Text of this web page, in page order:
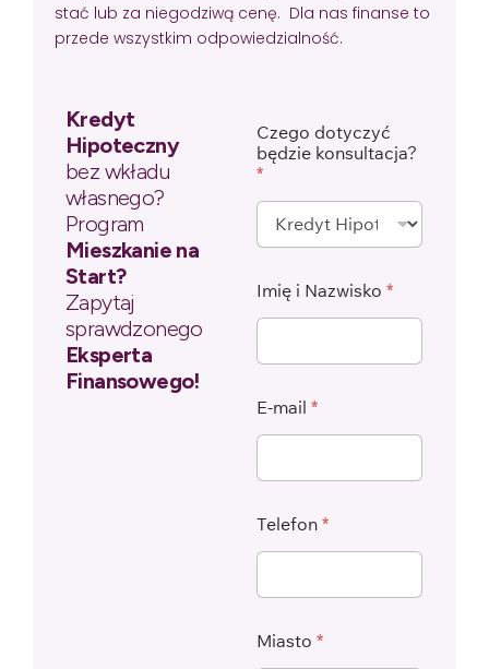
stać lub za niegodziwą cenę. Dla nas finanse to
przede wszystkim odpowiedzialność.
Kredyt
Hipoteczny
bez wkładu
własnego?
Program
Mieszkanie na
Start?
Zapytaj
sprawdzonego
Eksperta
Finansowego!
Czego dotyczyć
będzie konsultacja?
*
Imię i Nazwisko *
E-mail *
Telefon *
Miasto *